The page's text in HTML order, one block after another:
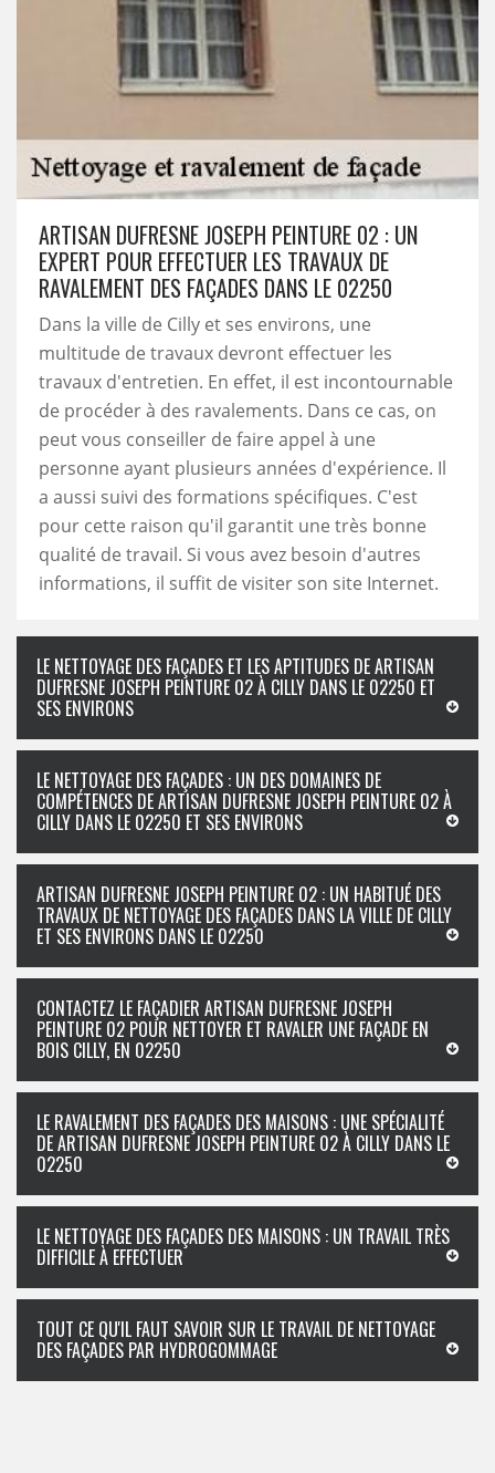
ARTISAN DUFRESNE JOSEPH PEINTURE 02 : UN
EXPERT POUR EFFECTUER LES TRAVAUX DE
RAVALEMENT DES FAÇADES DANS LE 02250
Dans la ville de Cilly et ses environs, une
multitude de travaux devront effectuer les
travaux d'entretien. En effet, il est incontournable
de procéder à des ravalements. Dans ce cas, on
peut vous conseiller de faire appel à une
personne ayant plusieurs années d'expérience. Il
a aussi suivi des formations spécifiques. C'est
pour cette raison qu'il garantit une très bonne
qualité de travail. Si vous avez besoin d'autres
informations, il suffit de visiter son site Internet.
LE NETTOYAGE DES FAÇADES ET LES APTITUDES DE ARTISAN
DUFRESNE JOSEPH PEINTURE 02 À CILLY DANS LE 02250 ET
SES ENVIRONS
LE NETTOYAGE DES FAÇADES : UN DES DOMAINES DE
COMPÉTENCES DE ARTISAN DUFRESNE JOSEPH PEINTURE 02 À
CILLY DANS LE 02250 ET SES ENVIRONS
ARTISAN DUFRESNE JOSEPH PEINTURE 02 : UN HABITUÉ DES
TRAVAUX DE NETTOYAGE DES FAÇADES DANS LA VILLE DE CILLY
ET SES ENVIRONS DANS LE 02250
CONTACTEZ LE FAÇADIER ARTISAN DUFRESNE JOSEPH
PEINTURE 02 POUR NETTOYER ET RAVALER UNE FAÇADE EN
BOIS CILLY, EN 02250
LE RAVALEMENT DES FAÇADES DES MAISONS : UNE SPÉCIALITÉ
DE ARTISAN DUFRESNE JOSEPH PEINTURE 02 À CILLY DANS LE
02250
LE NETTOYAGE DES FAÇADES DES MAISONS : UN TRAVAIL TRÈS
DIFFICILE À EFFECTUER
TOUT CE QU'IL FAUT SAVOIR SUR LE TRAVAIL DE NETTOYAGE
DES FAÇADES PAR HYDROGOMMAGE